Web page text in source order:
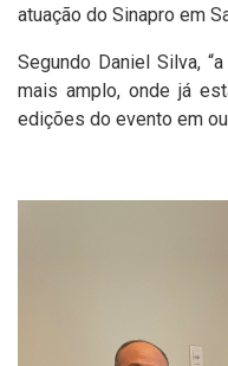
atuação do Sinapro em
Segundo Daniel Silva,
mais amplo, onde já
edições do evento em